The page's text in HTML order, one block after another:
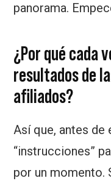
panorama.
¿Por qué cada
resultados de
afiliados?
Así que, antes de
“instrucciones”
por un momento.